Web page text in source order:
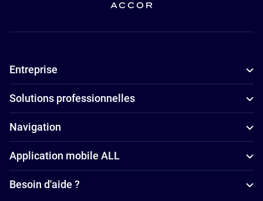
Entreprise
Solutions professionnelles
Navigation
Application mobile ALL
Besoin d'aide ?